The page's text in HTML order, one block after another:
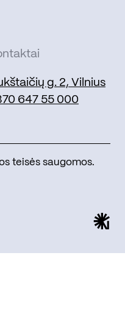
g. 2, Vilnius
647 55 000
teisės saugomos.